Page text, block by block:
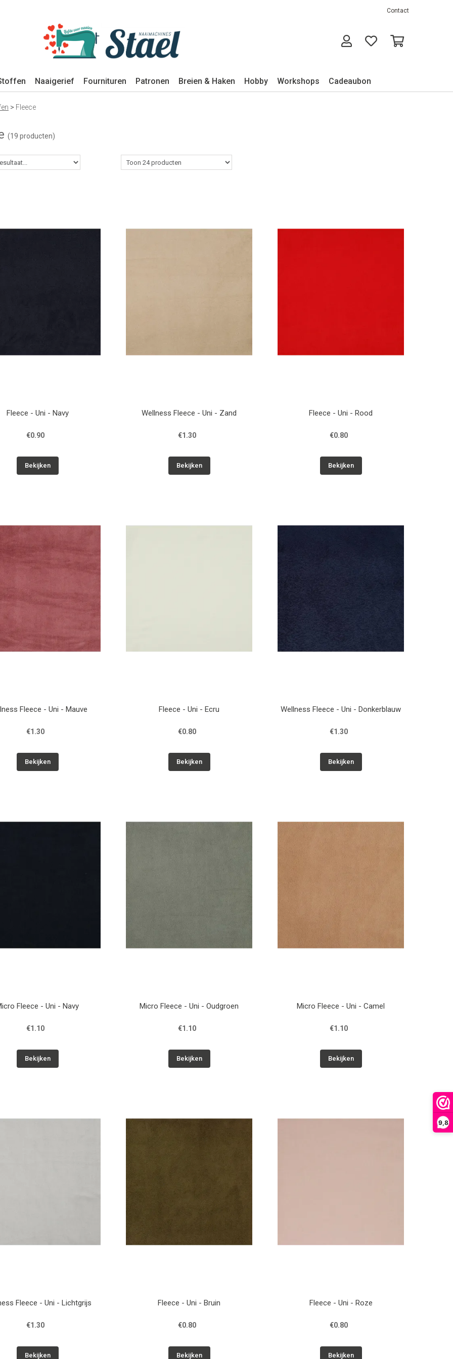
9,8
Contact
Naaigerief Fournituren Patronen Breien & Haken Hobby Workshops Cadeaubon
> Fleece
(19 producten)
Fleece - Uni - Navy
€0.90
Bekijken
Wellness Fleece - Uni - Zand
€1.30
Bekijken
Fleece - Uni - Rood
€0.80
Bekijken
Fleece - Uni - Mauve
€1.30
Bekijken
Fleece - Uni - Ecru
€0.80
Bekijken
Wellness Fleece - Uni - Donkerblauw
€1.30
Bekijken
Fleece - Uni - Navy
€1.10
Bekijken
Micro Fleece - Uni - Oudgroen
€1.10
Bekijken
Micro Fleece - Uni - Camel
€1.10
Bekijken
Fleece - Uni - Lichtgrijs
€1.30
Bekijken
Fleece - Uni - Bruin
€0.80
Bekijken
Fleece - Uni - Roze
€0.80
Bekijken